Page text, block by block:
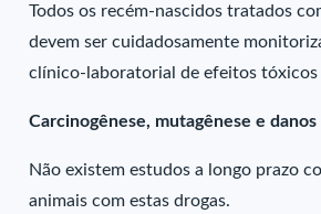
Todos os recém-nascidos tratados
devem ser cuidadosamente
clínico-laboratorial de efeitos tóxicos
Carcinogênese, mutagênese e
Não existem estudos a longo prazo
animais com estas drogas.